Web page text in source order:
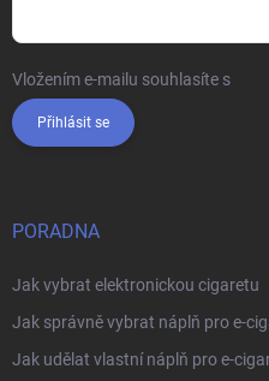
Vložením e-mailu souhlasíte s
Přihlásit se
PORADNA
Jak vybrat elektronickou cigaretu
Jak správně vybrat náplň pro e-
Jak udělat vlastní náplň pro e-